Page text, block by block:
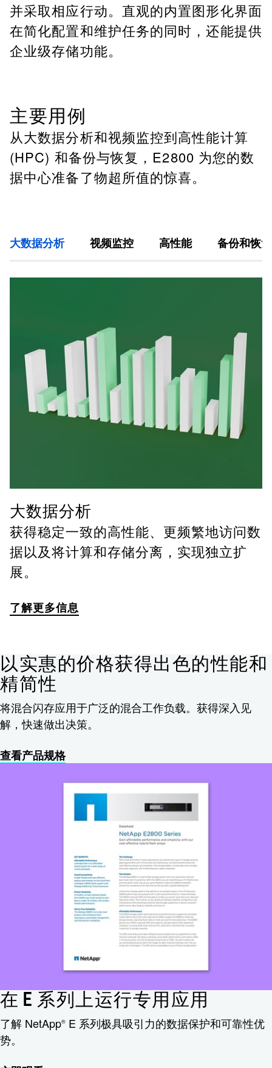
并采取相应行动。直观的内置图形化界面
在简化配置和维护任务的同时，还能提供
企业级存储功能。
主要用例
从大数据分析和视频监控到高性能计算
(HPC) 和备份与恢复，E2800 为您的数
据中心准备了物超所值的惊喜。
大数据分析 视频监控 高性能 备份和恢复
大数据分析
获得稳定一致的高性能、更频繁地访问数
据以及将计算和存储分离，实现独立扩
展。
了解更多信息
以实惠的价格获得出色的性能和
精简性
将混合闪存应用于广泛的混合工作负载。获得深入见
解，快速做出决策。
查看产品规格
在 E 系列上运行专用应用
了解 NetApp® E 系列极具吸引力的数据保护和可靠性优
势。